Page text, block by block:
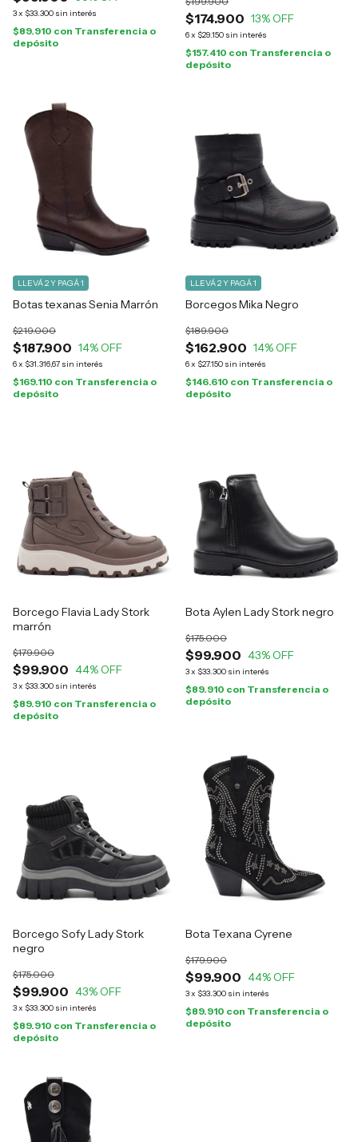
3x $33.300 sin interés
$89.910 con Transferencia o
depósito
$174.900 13% OFF
6x $29.150 sin interés
$157.410 con Transferencia o
depósito
Botas texanas Senia Marrón
$187.900
$219.000
14% OFF
6x $31.316,67 sin interés
LLEVÁ 2 Y PAGÁ 1
$169.110 con Transferencia o
depósito
Borcegos Mika Negro
$162.900
$189.900
14% OFF
6x $27.150 sin interés
LLEVÁ 2 Y PAGÁ 1
$146.610 con Transferencia o
depósito
Borcego Flavia Lady Stork
marrón
$99.900
$179.900
44% OFF
3x $33.300 sin interés
$89.910 con Transferencia o
depósito
Bota Aylen Lady Stork negro
$99.900
$175.000
43% OFF
3x $33.300 sin interés
$89.910 con Transferencia o
depósito
Borcego Sofy Lady Stork
negro
$99.900
$175.000
43% OFF
3x $33.300 sin interés
$89.910 con Transferencia o
depósito
Bota Texana Cyrene
$99.900
$179.900
44% OFF
3x $33.300 sin interés
$89.910 con Transferencia o
depósito